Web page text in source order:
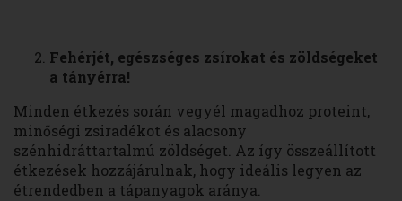
Fehérjét, egészséges zsírokat és zöldségeket
a tányérra!
Minden étkezés során vegyél magadhoz proteint,
minőségi zsiradékot és alacsony
szénhidráttartalmú zöldséget. Az így összeállított
étkezések hozzájárulnak, hogy ideális legyen az
étrendedben a tápanyagok aránya.